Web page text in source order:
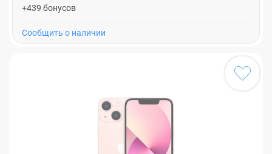
+439 бонусов
Cообщить о наличии